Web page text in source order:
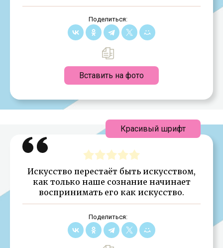
Поделиться:
Вставить на фото
Искусство перестаёт быть искусством,
как только наше сознание начинает
воспринимать его как искусство.
Поделиться:
Красивый шрифт